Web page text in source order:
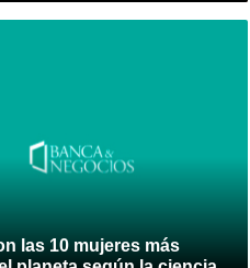
las 10 mujeres más